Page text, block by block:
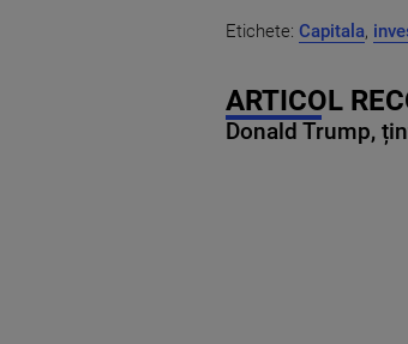
Etichete: Capitala,
ARTICOL
Donald Trump,